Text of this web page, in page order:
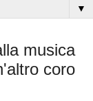
▼
musica
coro